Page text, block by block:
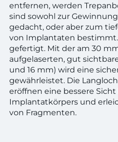
entfernen, werden
sind sowohl zur
gedacht, oder aber zum
von Implantaten
gefertigt. Mit der am 30
aufgelaserten, gut
und 16 mm) wird eine
gewährleistet. Die
eröffnen eine bessere
Implantatkörpers und
von Fragmenten.